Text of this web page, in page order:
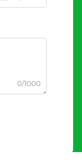
0/1000